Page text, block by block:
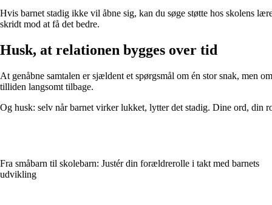
Hvis barnet stadig ikke vil åbne sig, kan du søge støtte hos skolens
skridt mod at få det bedre.
Husk, at relationen bygges over tid
At genåbne samtalen er sjældent et spørgsmål om én stor snak, men
tilliden langsomt tilbage.
Og husk: selv når barnet virker lukket, lytter det stadig. Dine ord, din
Fra småbarn til skolebarn: Justér din forældrerolle i takt med barnets
udvikling